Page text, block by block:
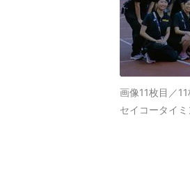
画像11枚目／11
セイコータイ